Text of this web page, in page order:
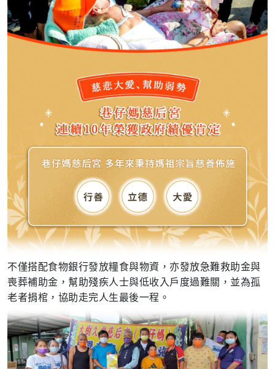
不僅搭配食物銀行發放糧食與物資，亦發放急難救助金與
喪葬補助金，幫助殘疾人士與低收入戶度過難關，並為孤
老者捐棺，協助走完人生最後一程。